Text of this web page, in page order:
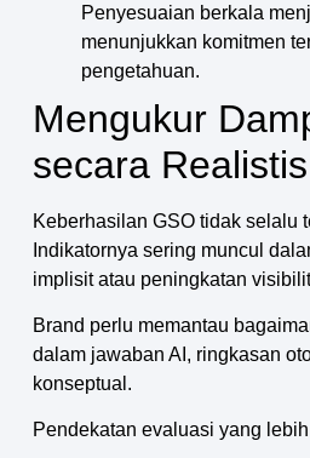
Penyesuaian berkala
menunjukkan komitmen
pengetahuan.
Mengukur
secara Realistis
Keberhasilan GSO tidak selalu
Indikatornya sering muncul
implisit atau peningkatan
Brand perlu memantau
dalam jawaban AI, ringkasan
konseptual.
Pendekatan evaluasi yang